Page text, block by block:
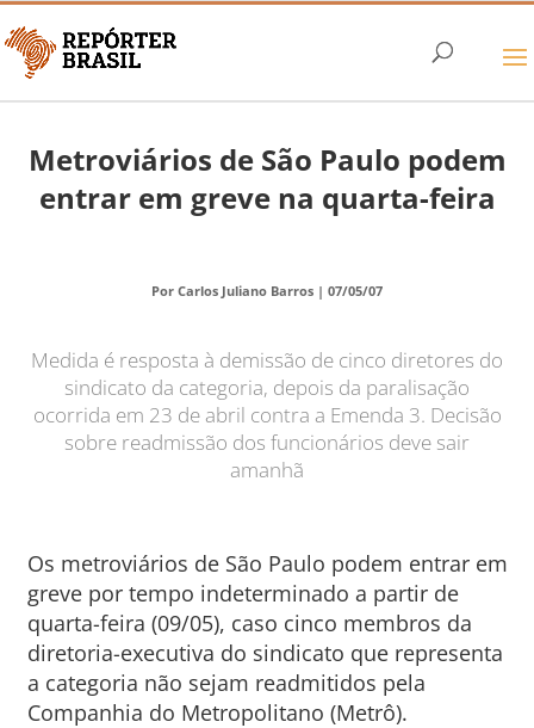
Metroviários de São Paulo podem
entrar em greve na quarta-feira
Por Carlos Juliano Barros | 07/05/07
Medida é resposta à demissão de cinco diretores do
sindicato da categoria, depois da paralisação
ocorrida em 23 de abril contra a Emenda 3. Decisão
sobre readmissão dos funcionários deve sair
amanhã
Os metroviários de São Paulo podem entrar em
greve por tempo indeterminado a partir de
quarta-feira (09/05), caso cinco membros da
diretoria-executiva do sindicato que representa
a categoria não sejam readmitidos pela
Companhia do Metropolitano (Metrô).